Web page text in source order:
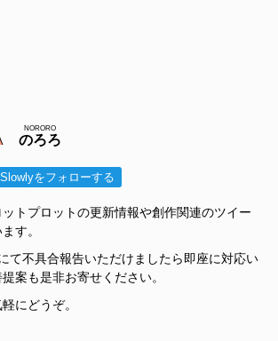
のろろ
NORORO
をフォローする
トプロットの更新情報や創作関連のツイー
す。
て不具合報告いただけましたら即座に対応い
案も是非お寄せください。
にどうぞ。